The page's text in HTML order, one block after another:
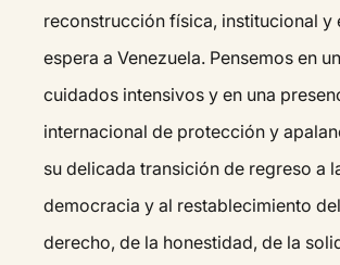
reconstrucción física, institucional y
espera a Venezuela. Pensemos en
cuidados intensivos y en una
internacional de protección y
su delicada transición de regreso a
democracia y al restablecimiento
derecho, de la honestidad, de la